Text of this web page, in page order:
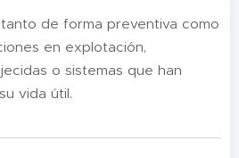
de forma preventiva como
en explotación,
o sistemas que han
vida útil.